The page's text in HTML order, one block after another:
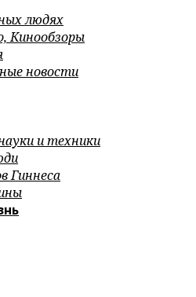
людях
Кинообзоры
новости
и техники
Гиннеса